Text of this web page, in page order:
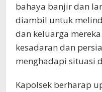
bahaya banjir dan
diambil untuk
dan keluarga
kesadaran dan
menghadapi situasi
Kapolsek berharap